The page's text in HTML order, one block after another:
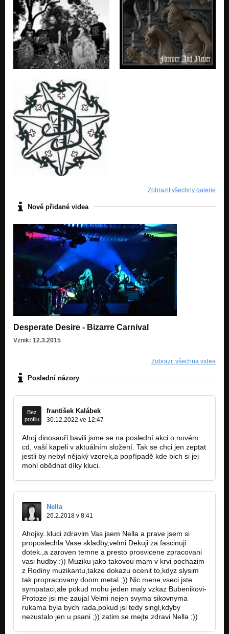
Zobrazit všechny galerie
Nově přidané videa
Desperate Desire - Bizarre Carnival
Vznik: 12.3.2015
Zobrazit všechna videa
Poslední názory
Bez
profilu
františek Kalábek
30.12.2022 ve 12:47
Ahoj dinosauři bavili jsme se na poslední akci o novém
cd, vaší kapeli v aktuálním složení. Tak se chci jen zeptat
jestli by nebyl nějaký vzorek,a popřípadě kde bich si jej
mohl obědnat díky kluci.
Nella
26.2.2018 v 8:41
Ahojky..kluci zdravim Vas jsem Nella a prave jsem si
proposlechla Vase skladby,velmi Dekuji za fascinuji
dotek.,a zaroven temne a presto prosvicene zpracovani
vasi hudby :)) Muziku jako takovou mam v krvi pochazim
z Rodiny muzikantu,takze dokazu ocenit to,kdyz slysim
tak propracovany doom metal ;)) Nic mene,vseci jste
sympataci,ale pokud mohu jeden maly vzkaz Bubenikovi-
Protoze jsi me zaujal Velmi nejen svyma sikovnyma
rukama byla bych rada,pokud jsi tedy singl,kdyby
nezustalo jen u psani ;)) zatim se mejte zdravi Nella ;))